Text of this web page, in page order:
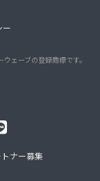
ー
ェーブの登録商標です。
ナー募集